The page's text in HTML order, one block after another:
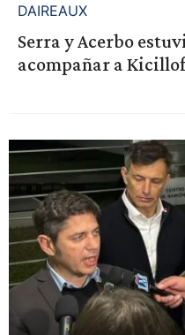
DAIREAUX
Serra y Acerbo
acompañar a Kicillof